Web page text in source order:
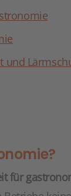
und
für